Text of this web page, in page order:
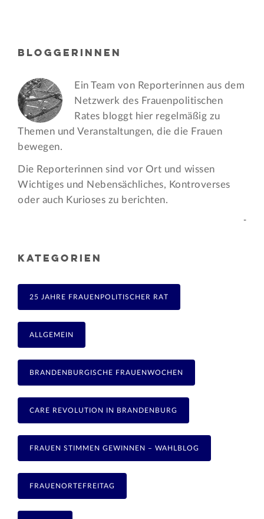
BLOGGERINNEN
Ein Team von Reporterinnen aus dem
Netzwerk des Frauen­politischen
Rates bloggt hier regelmäßig zu
Themen und Veran­staltungen, die die Frauen
bewegen.
Die Reporterinnen sind vor Ort und wissen
Wichtiges und Nebensächliches, Kontroverses
oder auch Kurioses zu berichten.
-
KATEGORIEN
25 JAHRE FRAUENPOLITISCHER RAT
ALLGEMEIN
BRANDENBURGISCHE FRAUENWOCHEN
CARE REVOLUTION IN BRANDENBURG
FRAUEN STIMMEN GEWINNEN – WAHLBLOG
FRAUENORTEFREITAG